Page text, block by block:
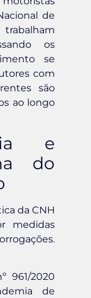
de
os
se
com
são
ao longo
e
do
da CNH
medidas
961/2020
de